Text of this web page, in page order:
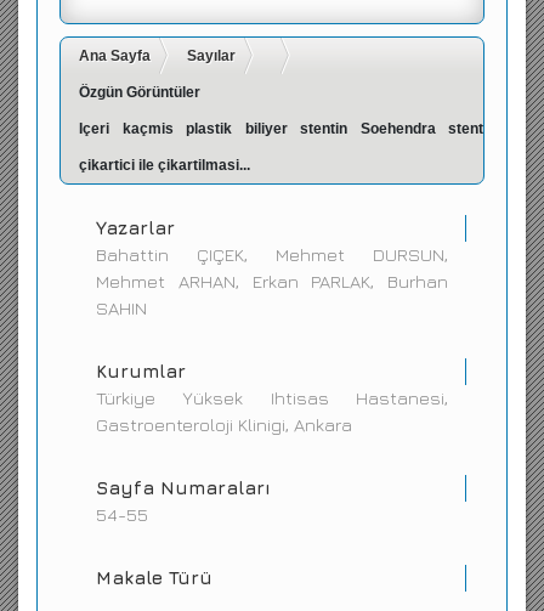
Arama Yap
İletişim
Ana Sayfa Sayılar
Özgün Görüntüler
Içeri kaçmis plastik biliyer stentin Soehendra stent
çikartici ile çikartilmasi...
Yazarlar
Bahattin ÇIÇEK, Mehmet DURSUN,
Mehmet ARHAN, Erkan PARLAK, Burhan
SAHIN
Kurumlar
Türkiye Yüksek Ihtisas Hastanesi,
Gastroenteroloji Klinigi, Ankara
Sayfa Numaraları
54-55
Makale Türü